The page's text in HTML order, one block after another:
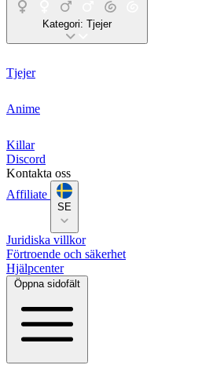
Kategori: Tjejer
Tjejer
Anime
Killar
Discord
Kontakta oss
Affiliate
SE
Juridiska villkor
Förtroende och säkerhet
Hjälpcenter
Öppna sidofält